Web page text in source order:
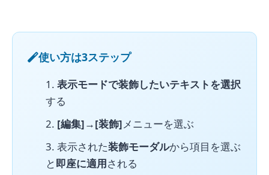
使い方は3ステップ
表示モードで装飾したいテキストを選択
する
[編集]→[装飾]メニューを選ぶ
表示された装飾モーダルから項目を選ぶ
と即座に適用される